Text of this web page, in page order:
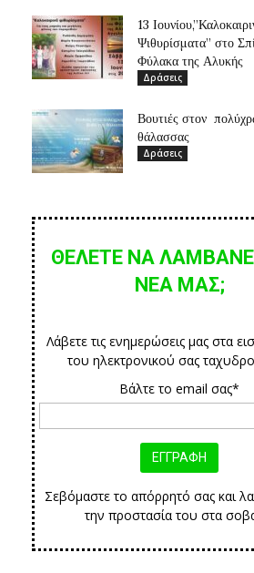
13
Ψιθυρίσματα” στο
Φύλακα της Αλυκής
Δράσεις
Βουτιές στον
θάλασσας
Δράσεις
ΘΕΛΕΤΕ ΝΑ
ΝΕΑ ΜΑΣ;
Λάβετε τις ενημερώσεις μας στα
του ηλεκτρονικού σας
Βάλτε το email σας*
Σεβόμαστε το απόρρητό σας και
την προστασία του στα